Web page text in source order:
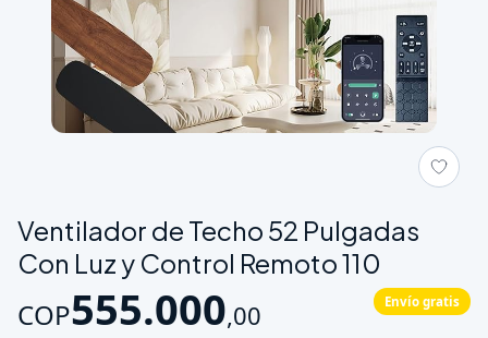
Ventilador de Techo 52 Pulgadas
Con Luz y Control Remoto 110
COP555.000,00 Envío gratis